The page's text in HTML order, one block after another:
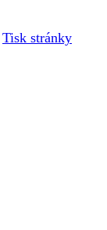
Tisk stránky